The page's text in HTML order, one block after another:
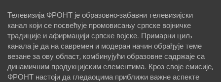
Телевизија ФРОНТ је образовно-забавни телевизијски
канал који се посвећује промовисању српске војничке
традиције и афирмацији српске војске. Примарни циљ
канала је да на савремен и модеран начин обрађује теме
везане за ову област, комбинујући образовне садржаје са
динамичним продукцијским елементима. Кроз своје емисије,
ФРОНТ настоји да гледаоцима приближи важне аспекте